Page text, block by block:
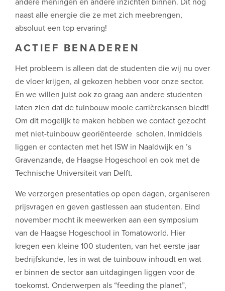
andere meningen en andere inzichten binnen. Dit nog
naast alle energie die ze met zich meebrengen,
absoluut een top ervaring!
ACTIEF BENADEREN
Het probleem is alleen dat de studenten die wij nu over
de vloer krijgen, al gekozen hebben voor onze sector.
En we willen juist ook zo graag aan andere studenten
laten zien dat de tuinbouw mooie carrièrekansen biedt!
Om dit mogelijk te maken hebben we contact gezocht
met niet-tuinbouw georiënteerde scholen. Inmiddels
liggen er contacten met het ISW in Naaldwijk en ’s
Gravenzande, de Haagse Hogeschool en ook met de
Technische Universiteit van Delft.
We verzorgen presentaties op open dagen, organiseren
prijsvragen en geven gastlessen aan studenten. Eind
november mocht ik meewerken aan een symposium
van de Haagse Hogeschool in Tomatoworld. Hier
kregen een kleine 100 studenten, van het eerste jaar
bedrijfskunde, les in wat de tuinbouw inhoudt en wat
er binnen de sector aan uitdagingen liggen voor de
toekomst. Onderwerpen als “feeding the planet”,